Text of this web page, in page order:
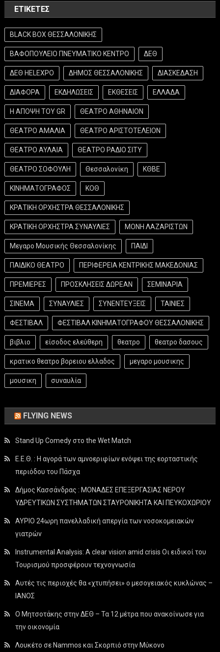
ΕΤΙΚΈΤΕΣ
BLACK BOX ΘΕΣΣΑΛΟΝΙΚΗΣ
ΒΑΦΟΠΟΥΛΕΙΟ ΠΝΕΥΜΑΤΙΚΟ ΚΕΝΤΡΟ ΔΕΘ
ΔΕΘ HELEXPO ΔΗΜΟΣ ΘΕΣΣΑΛΟΝΙΚΗΣ ΔΙΑΣΚΕΔΑΣΗ
ΔΙΑΦΟΡΑ ΕΚΔΗΛΩΣΕΙΣ ΕΚΘΕΣΕΙΣ ΕΛΛΑΔΑ
Η ΑΠΟΨΗ ΤΟΥ GR ΘΕΑΤΡΟ ΑΘΗΝΑΙΟΝ
ΘΕΑΤΡΟ ΑΜΑΛΙΑ ΘΕΑΤΡΟ ΑΡΙΣΤΟΤΕΛΕΙΟΝ
ΘΕΑΤΡΟ ΑΥΛΑΙΑ ΘΕΑΤΡΟ ΡΑΔΙΟ ΣΙΤΥ
ΘΕΑΤΡΟ ΣΟΦΟΥΛΗ Θεσσαλονίκη ΚΘΒΕ
ΚΙΝΗΜΑΤΟΓΡΑΦΟΣ ΚΟΘ
ΚΡΑΤΙΚΗ ΟΡΧΗΣΤΡΑ ΘΕΣΣΑΛΟΝΙΚΗΣ
ΚΡΑΤΙΚΗ ΟΡΧΗΣΤΡΑ ΣΥΝΑΥΛΙΕΣ ΜΟΝΗ ΛΑΖΑΡΙΣΤΩΝ
Μεγαρο Μουσικής Θεσσαλονίκης ΠΑΙΔΙ
ΠΑΙΔΙΚΟ ΘΕΑΤΡΟ ΠΕΡΙΦΕΡΕΙΑ ΚΕΝΤΡΙΚΗΣ ΜΑΚΕΔΟΝΙΑΣ
ΠΡΕΜΙΕΡΕΣ ΠΡΟΣΚΛΗΣΕΙΣ ΔΩΡΕΑΝ ΣΕΜΙΝΑΡΙΑ
ΣΙΝΕΜΑ ΣΥΝΑΥΛΙΕΣ ΣΥΝΕΝΤΕΥΞΕΙΣ ΤΑΙΝΙΕΣ
ΦΕΣΤΙΒΑΛ ΦΕΣΤΙΒΑΛ ΚΙΝΗΜΑΤΟΓΡΑΦΟΥ ΘΕΣΣΑΛΟΝΙΚΗΣ
βιβλιο είσοδος ελεύθερη θεατρο θεατρο δασους
κρατικο θεατρο βορειου ελλαδος μεγαρο μουσικης
μουσικη συναυλία
FLYING NEWS
Stand Up Comedy στο the Wet Match
Ε.Ε.Θ. : Η αγορά των αμνοεριφίων ενόψει της εορταστικής
περιόδου του Πάσχα
Δήμος Κασσάνδρας : ΜΟΝΑΔΕΣ ΕΠΕΞΕΡΓΑΣΙΑΣ ΝΕΡΟΥ
ΥΔΡΕΥΤΙΚΩΝ ΣΥΣΤΗΜΑΤΩΝ ΣΤΑΥΡΟΝΙΚΗΤΑ ΚΑΙ ΠΕΥΚΟΧΩΡΙΟΥ
ΑΥΡΙΟ 24ωρη πανελλαδική απεργία των νοσοκομειακών
γιατρών
Instrumental Analysis: A clear vision amid crisis Οι ειδικοί του
Τουρισμού προσφέρουν τεχνογνωσία
Αυτές τις περιοχές θα «χτυπήσει» ο μεσογειακός κυκλώνας –
ΙΑΝΟΣ
Ο Μητσοτάκης στην ΔΕΘ – Τα 12 μέτρα που ανακοίνωσε για
την οικονομία
Λουκέτο σε Nammos και Σκορπιό στην Μύκονο